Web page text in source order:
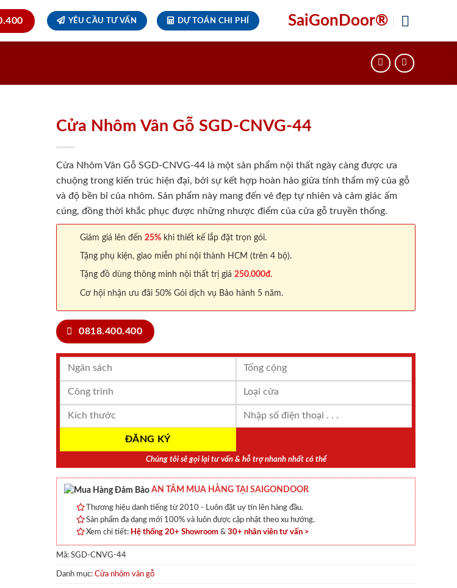
YÊU CẦU TƯ VẤN DỰ TOÁN CHI PHÍ SaiGonDoor®
Cửa Nhôm Vân Gỗ SGD-CNVG-44
Cửa Nhôm Vân Gỗ SGD-CNVG-44 là một sản phẩm nội thất ngày càng được ưa
chuộng trong kiến trúc hiện đại, bởi sự kết hợp hoàn hảo giữa tính thẩm mỹ của gỗ
và độ bền bỉ của nhôm. Sản phẩm này mang đến vẻ đẹp tự nhiên và cảm giác ấm
cúng, đồng thời khắc phục được những nhược điểm của cửa gỗ truyền thống.
Giảm giá lên đến 25% khi thiết kế lắp đặt trọn gói.
Tặng phụ kiện, giao miễn phí nội thành HCM (trên 4 bộ).
Tặng đồ dùng thông minh nội thất trị giá 250.000đ.
Cơ hội nhận ưu đãi 50% Gói dịch vụ Bảo hành 5 năm.
0818.400.400
Chúng tôi sẽ gọi lại tư vấn & hỗ trợ nhanh nhất có thể
AN TÂM MUA HÀNG TẠI SAIGONDOOR
Thương hiệu danh tiếng từ 2010 - Luôn đặt uy tín lên hàng đầu.
Sản phẩm đa dạng mới 100% và luôn được cập nhật theo xu hướng.
Xem chi tiết: Hệ thống 20+ Showroom & 30+ nhân viên tư vấn >
Mã: SGD-CNVG-44
Danh mục: Cửa nhôm vân gỗ